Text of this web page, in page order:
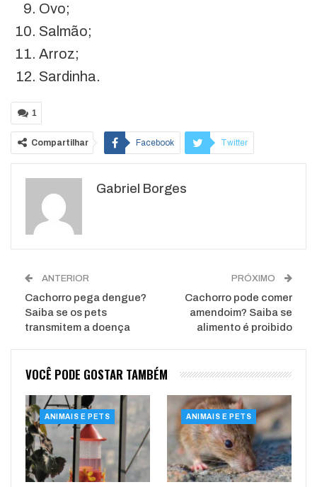
Ovo;
Salmão;
Arroz;
Sardinha.
1
Compartilhar Facebook Twitter
WhatsApp
Gabriel Borges
ANTERIOR
Cachorro pega dengue?
Saiba se os pets
transmitem a doença
PRÓXIMO
Cachorro pode comer
amendoim? Saiba se
alimento é proibido
VOCÊ PODE GOSTAR TAMBÉM
ANIMAIS E PETS ANIMAIS E PETS